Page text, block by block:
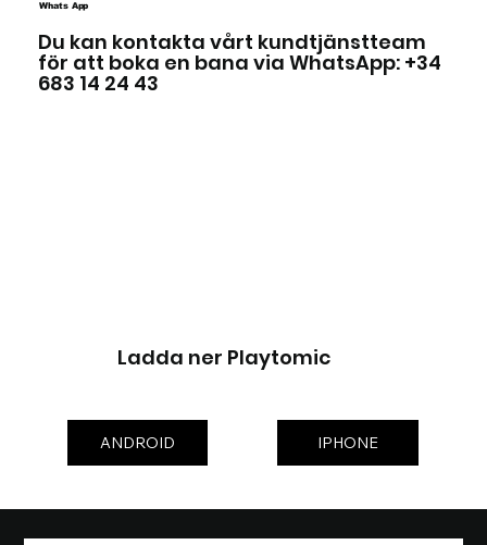
Du kan kontakta vårt kundtjänstteam
för att boka en bana via WhatsApp: +34
683 14 24 43
Whats App
Ladda ner Playtomic
ANDROID IPHONE